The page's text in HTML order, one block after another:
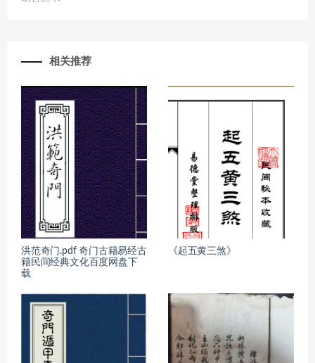
相关推荐
洪范奇门.pdf 奇门古籍易经古
籍民间经典文化百度网盘下
载
《起五黄三煞》